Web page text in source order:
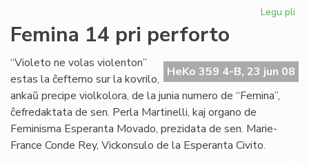
Legu pli
nia
Femina 14 pri perforto
HeKo 359 4-B, 23 jun 08
“Violeto ne volas violenton”
estas la ĉeftemo sur la kovrilo,
ankaŭ precipe violkolora, de la junia numero de “Femina”,
ĉefredaktata de sen. Perla Martinelli, kaj organo de
Feminisma Esperanta Movado, prezidata de sen. Marie-
France Conde Rey, Vickonsulo de la Esperanta Civito.